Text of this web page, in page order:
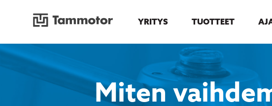
Siirry
sisältöön
YRITYS TUOTTEET
Miten